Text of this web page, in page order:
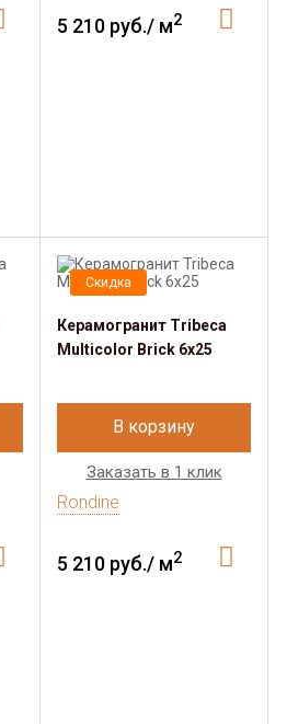
5 210 руб./ м2
Скидка
Керамогранит Tribeca
Multicolor Brick 6x25
В корзину
Заказать в 1 клик
Rondine
5 210 руб./ м2